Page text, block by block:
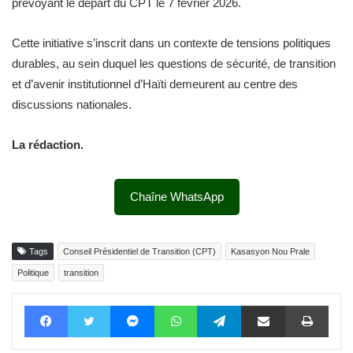
Cette initiative s’inscrit dans un contexte de tensions politiques
durables, au sein duquel les questions de sécurité, de transition
et d’avenir institutionnel d’Haïti demeurent au centre des
discussions nationales.
La rédaction.
Chaîne WhatsApp
Tags Conseil Présidentiel de Transition (CPT) Kasasyon Nou Prale
Politique transition
FacebookTwitter MessengerWhatsAppTelegram Partager par email